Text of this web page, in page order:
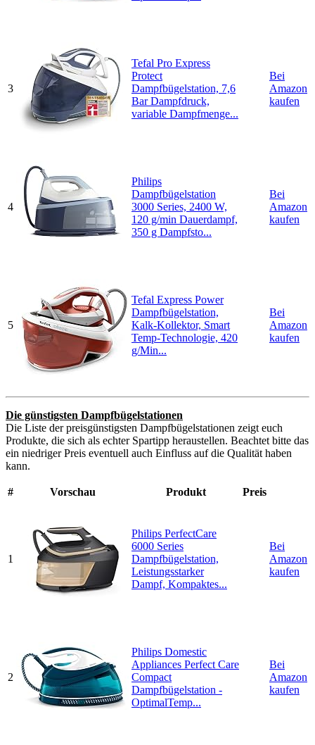
3
Tefal Pro Express
Protect
Dampfbügelstation, 7,6
Bar Dampfdruck,
variable Dampfmenge...
Bei
Amazon
kaufen
4
Philips
Dampfbügelstation
3000 Series, 2400 W,
120 g/min Dauerdampf,
350 g Dampfsto...
Bei
Amazon
kaufen
5
Tefal Express Power
Dampfbügelstation,
Kalk-Kollektor, Smart
Temp-Technologie, 420
g/Min...
Bei
Amazon
kaufen
Die günstigsten Dampfbügelstationen
Die Liste der preisgünstigsten Dampfbügelstationen zeigt euch
Produkte, die sich als echter Spartipp heraustellen. Beachtet bitte das
ein niedriger Preis eventuell auch Einfluss auf die Qualität haben
kann.
# Vorschau Produkt Preis
1
Philips PerfectCare
6000 Series
Dampfbügelstation,
Leistungsstarker
Dampf, Kompaktes...
Bei
Amazon
kaufen
2
Philips Domestic
Appliances Perfect Care
Compact
Dampfbügelstation -
OptimalTemp...
Bei
Amazon
kaufen